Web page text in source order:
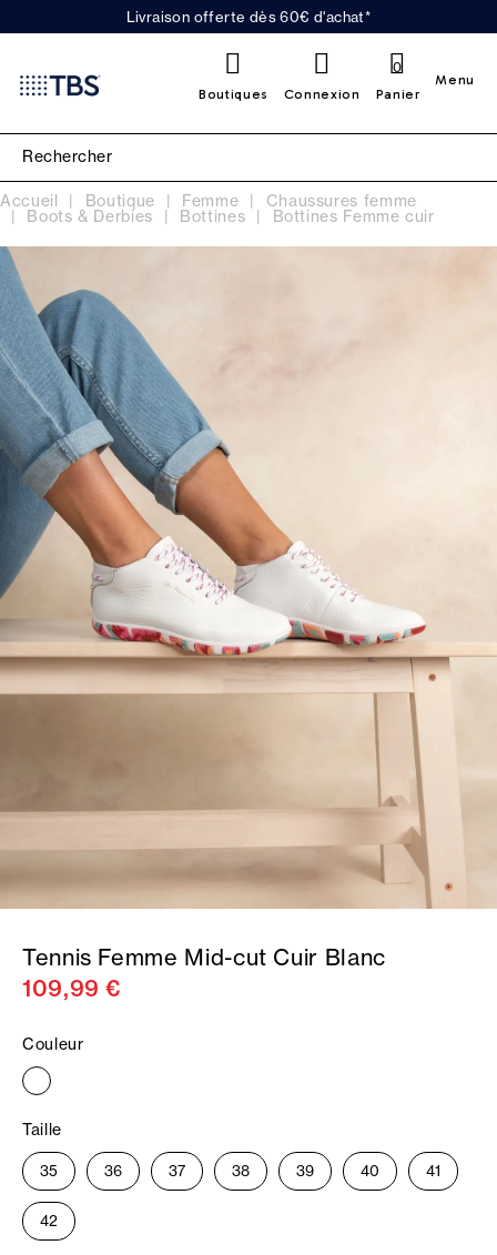
Livraison offerte dès 60€ d'achat*
Boutiques Connexion Panier
0
Menu
Accueil Boutique Femme Chaussures femme
Boots & Derbies Bottines Bottines Femme cuir
Tennis Femme Mid-cut Cuir Blanc
109,99 €
Couleur
Taille
35 36 37 38 39 40 41
42